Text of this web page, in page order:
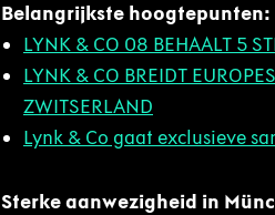
Belangrijkste hoogtepunten:
LYNK & CO 08 BEHAALT 5
LYNK & CO BREIDT
ZWITSERLAND
Lynk & Co gaat exclusieve
Sterke aanwezigheid in